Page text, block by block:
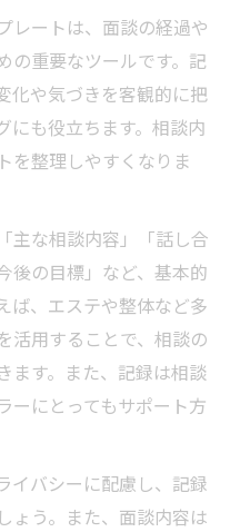
レートは、面談の経過や
の重要なツールです。記
化や気づきを客観的に把
にも役立ちます。相談内
を整理しやすくなりま
主な相談内容」「話し合
後の目標」など、基本的
ば、エステや整体など多
活用することで、相談の
ます。また、記録は相談
ーにとってもサポート方
イバシーに配慮し、記録
ょう。また、面談内容は